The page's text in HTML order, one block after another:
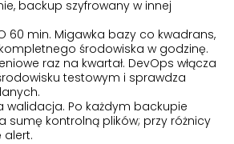
backup szyfrowany w innej
60 min. Migawka bazy co kwadrans,
środowiska w godzinę.
raz na kwartał. DevOps włącza
testowym i sprawdza
walidacja. Po każdym backupie
sumę kontrolną plików; przy różnicy
alert.